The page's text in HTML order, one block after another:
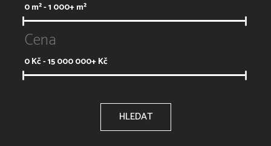
0m² -1 000+m²
Cena
0Kč -15 000 000+Kč
HLEDAT